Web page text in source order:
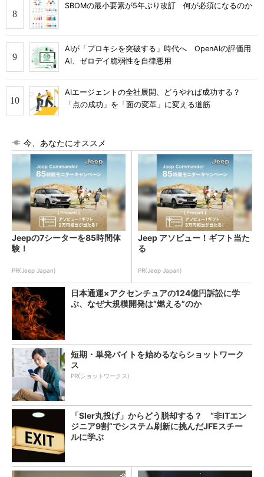
SBOMの最小要素が5年ぶり改訂 何が必須になるのか
AIが「プロキシを突破する」時代へ OpenAIの評価用
AI、ゼロデイ脆弱性を自律悪用
AIエージェントの全社展開、どうやれば成功する？
「点の成功」を「面の変革」に変える道筋
今、あなたにオススメ
Jeepの7シーターを85時間体
験！
PR(Jeep Japan)
Jeep アソビュー！ギフト当た
る
PR(Jeep Japan)
日本通運×アクセンチュアの124億円訴訟に学
ぶ、なぜ大規模開発は“燃える”のか
短期・単発バイトを始めるならショットワーク
ス
PR(ショットワークス)
「SIer丸投げ」からどう脱却する？ “非ITエン
ジニア9割”でシステム刷新に挑んだJFEスチー
ルに学ぶ